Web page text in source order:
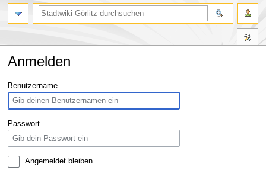
Anmelden
Zur
Navigation
springen
Zur
Suche
springen
Benutzername
Passwort
Angemeldet bleiben